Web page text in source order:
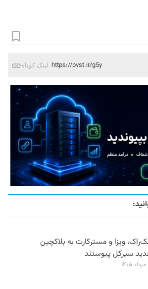
لینک کوتاه https://pvst.ir/g5y
ویزا و مسترکارت به بلاکچین
سیرکل پیوستند